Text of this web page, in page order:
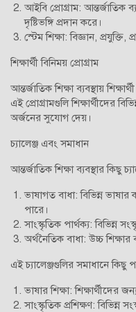
আইবি প্রোগ্রাম: আন্তর্জাতিক
দৃষ্টিভঙ্গি প্রদান করে।
স্টেম শিক্ষা: বিজ্ঞান,
শিক্ষার্থী বিনিময় প্রোগ্রাম
আন্তর্জাতিক শিক্ষা ব্যবস্থায়
এই প্রোগ্রামগুলি শিক্ষার্থীদের
অর্জনের সুযোগ দেয়।
চ্যালেঞ্জ এবং সমাধান
আন্তর্জাতিক শিক্ষা ব্যবস্থার কিছু
ভাষাগত বাধা: বিভিন্ন ভাষার
পারে।
সাংস্কৃতিক পার্থক্য: বিভিন্ন
অর্থনৈতিক বাধা: উচ্চ
এই চ্যালেঞ্জগুলির সমাধানে কিছু
ভাষার শিক্ষা: শিক্ষার্থীদের
সাংস্কৃতিক প্রশিক্ষণ: বিভিন্ন